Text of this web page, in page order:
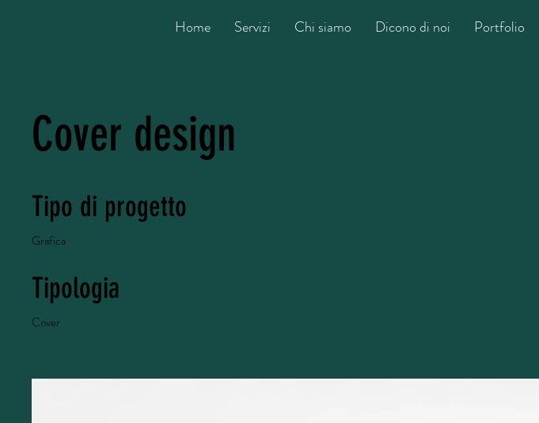
Home Servizi Chi siamo Dicono di noi Portfolio
Cover design
Tipo di progetto
Grafica
Tipologia
Cover